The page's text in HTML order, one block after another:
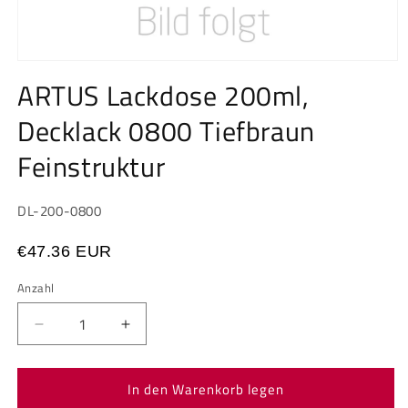
in
Modal
öffnen
ARTUS Lackdose 200ml,
Decklack 0800 Tiefbraun
Feinstruktur
SKU:
DL-200-0800
€47.36 EUR
Anzahl
Anzahl
Verringere
die
Menge
Erhöhe
die
Menge
für
In den Warenkorb legen